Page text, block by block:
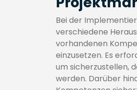
Bei der
verschiedene
vorhandenen
einzusetzen. Es
um sicherzustellen,
werden. Darüber